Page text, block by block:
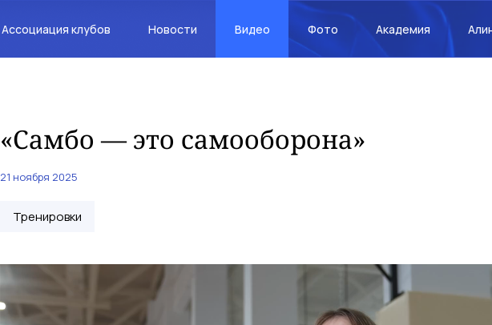
Ассоциация клубов Новости Видео Фото Академия
«Самбо — это самооборона»
21 ноября 2025
Тренировки